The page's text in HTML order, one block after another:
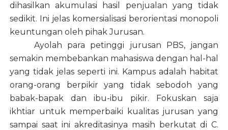
dihasilkan akumulasi hasil penjualan yang tidak
sedikit. Ini jelas komersialisasi berorientasi monopoli
keuntungan oleh pihak Jurusan.
Ayolah para petinggi jurusan PBS, jangan
semakin membebankan mahasiswa dengan hal-hal
yang tidak jelas seperti ini. Kampus adalah habitat
orang-orang berpikir yang tidak sebodoh yang
babak-bapak dan ibu-ibu pikir. Fokuskan saja
ikhtiar untuk memperbaiki kualitas jurusan yang
sampai saat ini akreditasinya masih berkutat di C.